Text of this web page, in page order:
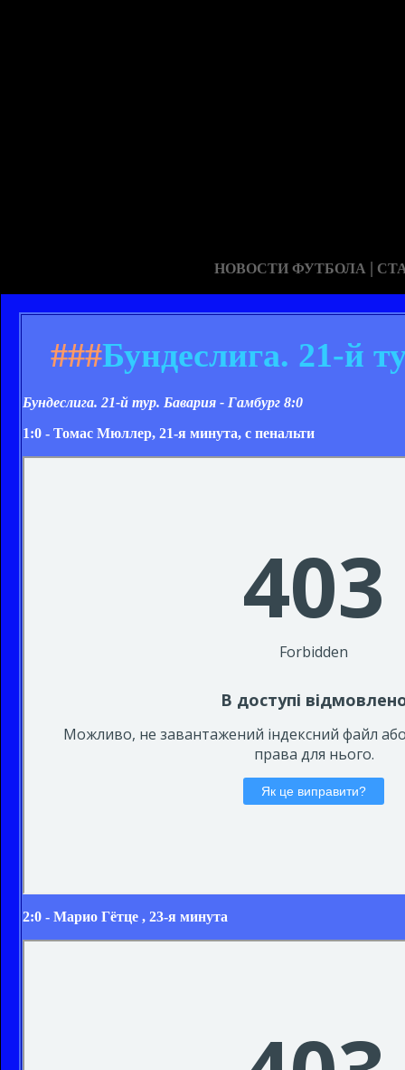
НОВОСТИ ФУТБОЛА |
###Бундеслига. 21-й
Бундеслига. 21-й тур. Бавария - Гамбург 8:0
1:0 - Томас Мюллер, 21-я минута, с пенальти
2:0 - Марио Гётце , 23-я минута